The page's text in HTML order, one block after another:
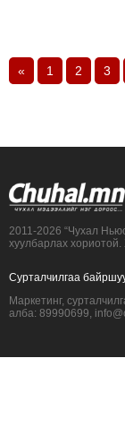
« 1 2 3
2011-2026 “Чухал
хуулбарлах хориотой.
Сурталчилгаа
Маркетинг,
алба: 89990699,